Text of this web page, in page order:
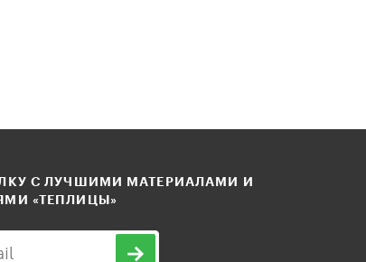
С ЛУЧШИМИ МАТЕРИАЛАМИ И
«ТЕПЛИЦЫ»